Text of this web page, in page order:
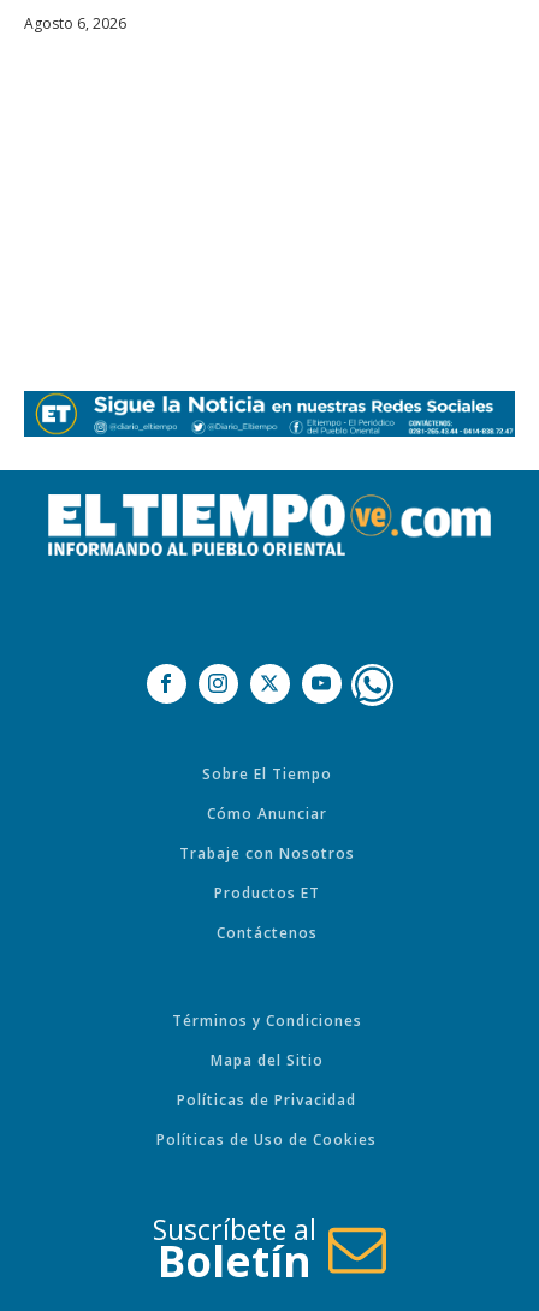
Agosto 6, 2026
Sobre El Tiempo
Cómo Anunciar
Trabaje con Nosotros
Productos ET
Contáctenos
Términos y Condiciones
Mapa del Sitio
Políticas de Privacidad
Políticas de Uso de Cookies
Suscríbete al
Boletín